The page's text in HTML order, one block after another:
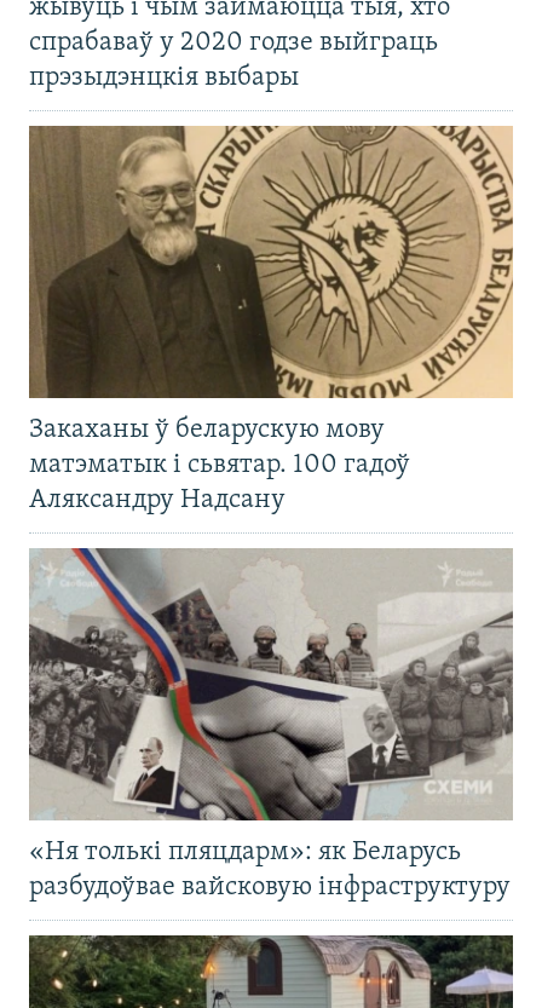
жывуць і чым займаюцца тыя, хто
спрабаваў у 2020 годзе выйграць
прэзыдэнцкія выбары
Закаханы ў беларускую мову
матэматык і сьвятар. 100 гадоў
Аляксандру Надсану
«Ня толькі пляцдарм»: як Беларусь
разбудоўвае вайсковую інфраструктуру